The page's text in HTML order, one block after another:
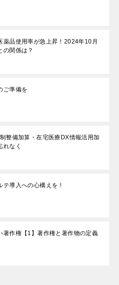
薬品使用率が急上昇！2024年10月
の関係は？
ご準備を
整備加算・在宅医療DX情報活用加
れなく
テ導入への心構えを！
著作権【1】著作権と著作物の定義